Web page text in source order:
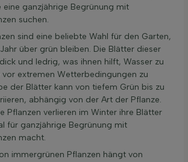
eine ganzjährige Begrünung mit
suchen.
sind eine beliebte Wahl für den Garten,
über grün bleiben. Die Blätter dieser
und ledrig, was ihnen hilft, Wasser zu
vor extremen Wetterbedingungen zu
der Blätter kann von tiefem Grün bis zu
abhängig von der Art der Pflanze.
Pflanzen verlieren im Winter ihre Blätter
für ganzjährige Begrünung mit
macht.
immergrünen Pflanzen hängt von